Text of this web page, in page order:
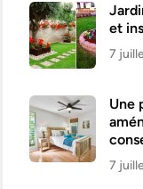
et
7
Une
7